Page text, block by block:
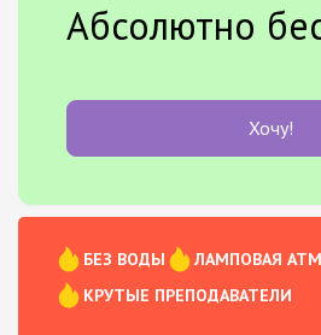
Абсолютно
Хочу!
БЕЗ ВОДЫ
ЛАМПОВАЯ
КРУТЫЕ ПРЕПОДАВАТЕЛИ